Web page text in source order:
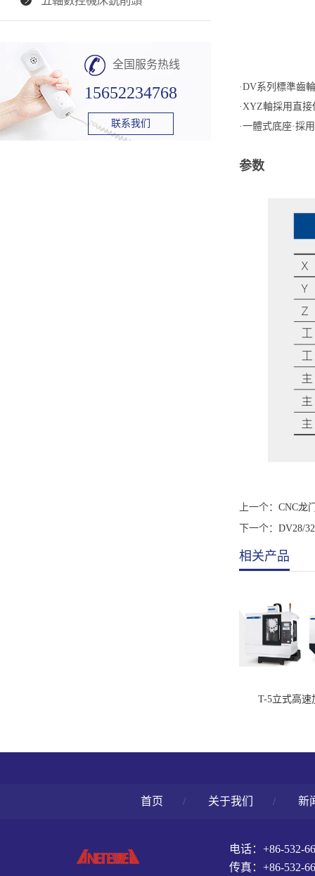
全国服务热线
15652234768
联系我们
·DV系列標準齒
·XYZ軸採用直
·一體式底座·採
参数
上一个： CNC龙
下一个： DV28/
相关产品
T-5立式高速
首页 / 关于我们 / 新
电话：+86-532-
传真：+86-532-